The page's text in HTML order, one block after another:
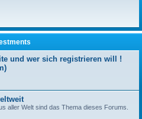
und wer sich registrieren will !
aller Welt sind das Thema dieses Forums.